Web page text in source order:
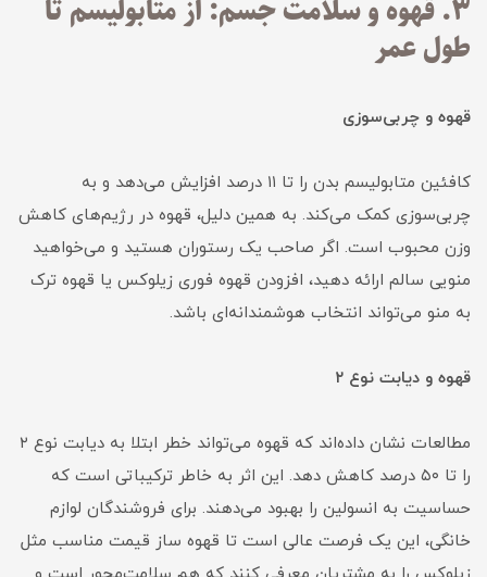
۳. قهوه و سلامت جسم: از متابولیسم تا
طول عمر
قهوه و چربی‌سوزی
کافئین متابولیسم بدن را تا ۱۱ درصد افزایش می‌دهد و به
چربی‌سوزی کمک می‌کند. به همین دلیل، قهوه در رژیم‌های کاهش
وزن محبوب است. اگر صاحب یک رستوران هستید و می‌خواهید
منویی سالم ارائه دهید، افزودن قهوه فوری زیلوکس یا قهوه ترک
به منو می‌تواند انتخاب هوشمندانه‌ای باشد.
قهوه و دیابت نوع ۲
مطالعات نشان داده‌اند که قهوه می‌تواند خطر ابتلا به دیابت نوع ۲
را تا ۵۰ درصد کاهش دهد. این اثر به خاطر ترکیباتی است که
حساسیت به انسولین را بهبود می‌دهند. برای فروشندگان لوازم
خانگی، این یک فرصت عالی است تا قهوه ساز قیمت مناسب مثل